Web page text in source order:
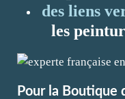
des liens
les
Pour la Boutique